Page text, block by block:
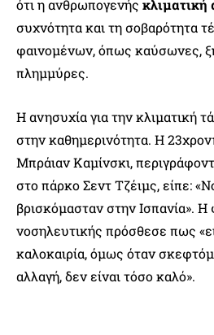
ότι η ανθρωπογενής κλιματική
συχνότητα και τη σοβαρότητα
φαινομένων, όπως καύσωνες,
πλημμύρες.
Η ανησυχία για την κλιματική
στην καθημερινότητα. Η
Μπράιαν Καμίνσκι,
στο πάρκο Σεντ Τζέιμς, είπε:
βρισκόμασταν στην Ισπανία». Η
νοσηλευτικής πρόσθεσε πως
καλοκαιρία, όμως όταν
αλλαγή, δεν είναι τόσο καλό».